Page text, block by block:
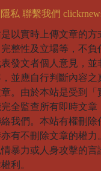
隱私 聯繫我們
以實時上傳文章的方
整性及立場等，不負
發文者個人意見，並
並應自行判斷內容之
。由於本站是受到「
全監查所有即時文章
我們。本站有權刪除
有不刪除文章的權力
暴力或人身攻擊的言
利。